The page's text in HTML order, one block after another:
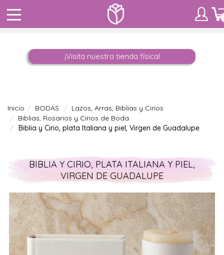
¡Visita nuestra tienda física!
Inicio BODAS
Lazos, Arras, Biblias y Cirios
Biblias, Rosarios y Cirios de Boda
Biblia y Cirio, plata Italiana y piel, Virgen de Guadalupe
BIBLIA Y CIRIO, PLATA ITALIANA Y PIEL,
VIRGEN DE GUADALUPE